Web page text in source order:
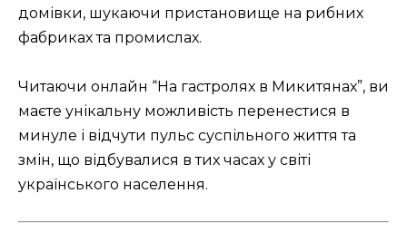
домівки, шукаючи пристановище на рибних
фабриках та промислах.
Читаючи онлайн “На гастролях в Микитянах”, ви
маєте унікальну можливість перенестися в
минуле і відчути пульс суспільного життя та
змін, що відбувалися в тих часах у світі
українського населення.